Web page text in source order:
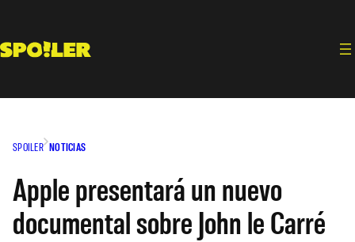
contenido
SPOILER NOTICIAS
Apple presentará un nuevo
documental sobre John le Carré